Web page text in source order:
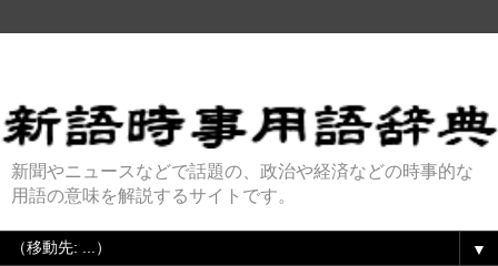
新聞やニュースなどで話題の、政治や経済などの時事的な
用語の意味を解説するサイトです。
▼